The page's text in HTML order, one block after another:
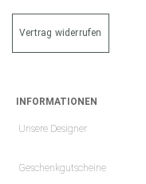
Vertrag widerrufen
INFORMATIONEN
Unsere Designer
Geschenkgutscheine